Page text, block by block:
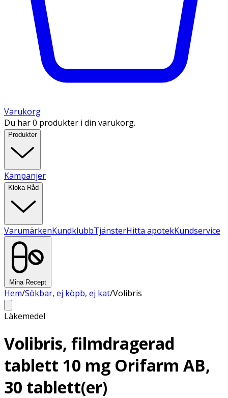
Varukorg
Du har 0 produkter i din varukorg.
Produkter
Kampanjer
Kloka Råd
VarumärkenKundklubbTjänsterHitta apotekKundservice
Mina Recept
Hem/Sökbar, ej köpb, ej kat/Volibris
Läkemedel
Volibris, filmdragerad
tablett 10 mg Orifarm AB,
30 tablett(er)